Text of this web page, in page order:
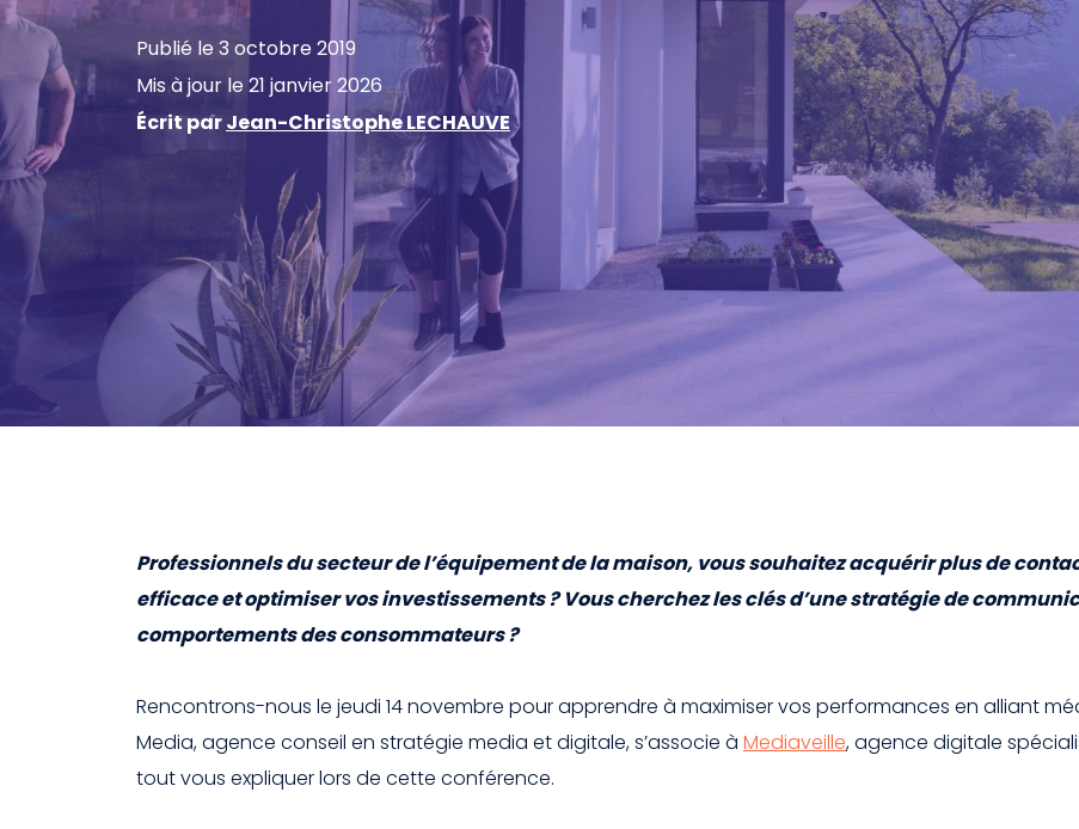
Publié le 3 octobre 2019
Mis à jour le 21 janvier 2026
Écrit parJean-Christophe LECHAUVE
Professionnels du secteur de l’équipement de la maison, vous souhaitez acquérir plus de
efficace et optimiser vos investissements ? Vous cherchez les clés d’une stratégie de
comportements des consommateurs ?
Rencontrons-nous le jeudi 14 novembre pour apprendre à maximiser vos performances en alliant
Media, agence conseil en stratégie media et digitale, s’associe à Mediaveille, agence digitale
tout vous expliquer lors de cette conférence.